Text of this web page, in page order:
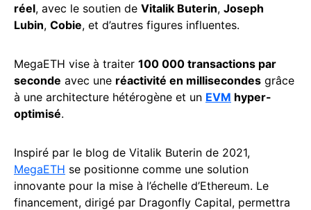
réel, avec le soutien de Vitalik Buterin, Joseph
Lubin, Cobie, et d’autres figures influentes.
MegaETH vise à traiter 100 000 transactions par
seconde avec une réactivité en millisecondes grâce
à une architecture hétérogène et un EVM hyper-
optimisé.
Inspiré par le blog de Vitalik Buterin de 2021,
MegaETH se positionne comme une solution
innovante pour la mise à l’échelle d’Ethereum. Le
financement, dirigé par Dragonfly Capital, permettra